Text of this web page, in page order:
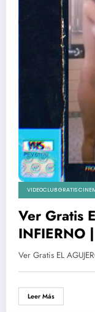
VIDEOCLUB GRATIS
Ver Gratis
INFIERNO
Ver Gratis EL
Leer Más